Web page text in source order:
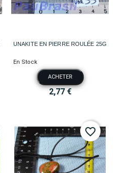
UNAKITE EN PIERRE ROULÉE 25G
En Stock
ACHETER
2,77 €
favorite_border